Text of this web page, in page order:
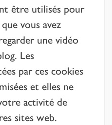
être utilisés pour
vous avez
une vidéo
Les
par ces cookies
et elles ne
activité de
sites web.